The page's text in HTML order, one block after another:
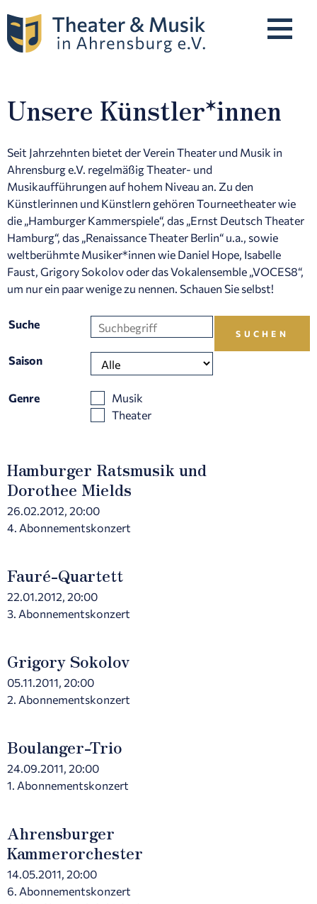
Programm
Unsere Künstler*innen
Karten & Preise
Spielstätten
Unsere Künstler*innen
Seit Jahrzehnten bietet der Verein Theater und Musik in
Ahrensburg e.V. regelmäßig Theater- und
Musikaufführungen auf hohem Niveau an. Zu den
Künstlerinnen und Künstlern gehören Tourneetheater wie
die „Hamburger Kammerspiele“, das „Ernst Deutsch Theater
Hamburg“, das „Renaissance Theater Berlin“ u.a., sowie
weltberühmte Musiker*innen wie Daniel Hope, Isabelle
Faust, Grigory Sokolov oder das Vokalensemble „VOCES8“,
um nur ein paar wenige zu nennen. Schauen Sie selbst!
Suche
Saison
Genre
Musik
Theater
Hamburger Ratsmusik und
Dorothee Mields
26.02.2012, 20:00
4. Abonnementskonzert
Fauré-Quartett
22.01.2012, 20:00
3. Abonnementskonzert
Grigory Sokolov
05.11.2011, 20:00
2. Abonnementskonzert
Boulanger-Trio
24.09.2011, 20:00
1. Abonnementskonzert
Ahrensburger
Kammerorchester
14.05.2011, 20:00
6. Abonnementskonzert